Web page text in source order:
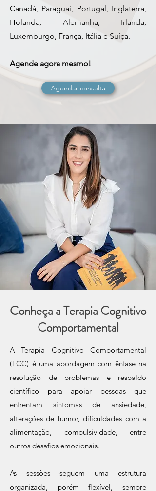
Canadá, Paraguai, Portugal, Inglaterra,
Holanda, Alemanha, Irlanda,
Luxemburgo, França, Itália e Suíça.
Agende agora mesmo!
Agendar consulta
Conheça a Terapia Cognitivo
Comportamental
A Terapia Cognitivo Comportamental
(TCC) é uma abordagem com ênfase na
resolução de problemas e respaldo
científico para apoiar pessoas que
enfrentam sintomas de ansiedade,
alterações de humor, dificuldades com a
alimentação, compulsividade, entre
outros desafios emocionais.
As sessões seguem uma estrutura
organizada, porém flexível, sempre